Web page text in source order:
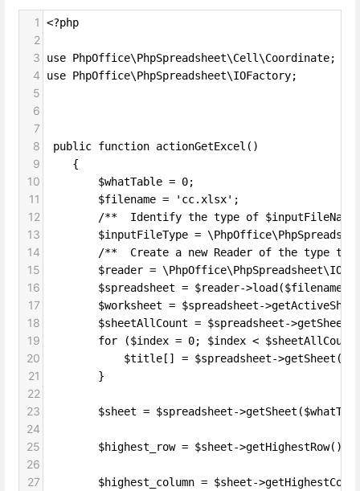
1 <?php
2
3
use PhpOffice\PhpSpreadsheet\Cell\Coordinate;
4 use PhpOffice\PhpSpreadsheet\IOFactory;
5
6
7
8
public function actionGetExcel()
9
    {
10
        $whatTable = 0;
11
        $filename = 'cc.xlsx';
12
/**  Identify the type of $inputFileName
13
$inputFileType =
14
/**  Create a new Reader of the type
15
$reader =
16
$spreadsheet = $reader->load($filename);
17
$worksheet = $spreadsheet-
18
$sheetAllCount = $spreadsheet-
19
for ($index = 0; $index <
20
$title[] = $spreadsheet-
21
        }
22
23
$sheet = $spreadsheet-
24
25
$highest_row = $sheet->getHighestRow();
26
27
$highest_column = $sheet-